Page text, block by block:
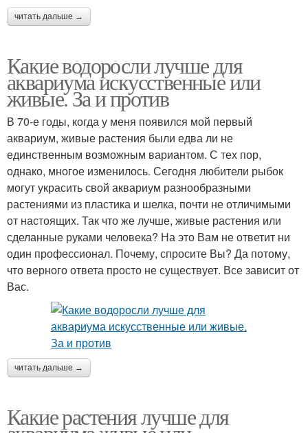
читать дальше →
Какие водоросли лучше для
аквариума искусственные или
живые. За и против
В 70-е годы, когда у меня появился мой первый
аквариум, живые растения были едва ли не
единственным возможным вариантом. С тех пор,
однако, многое изменилось. Сегодня любители рыбок
могут украсить свой аквариум разнообразными
растениями из пластика и шелка, почти не отличимыми
от настоящих. Так что же лучше, живые растения или
сделанные руками человека? На это Вам не ответит ни
один профессионал. Почему, спросите Вы? Да потому,
что верного ответа просто не существует. Все зависит от
Вас.
читать дальше →
Какие растения лучше для